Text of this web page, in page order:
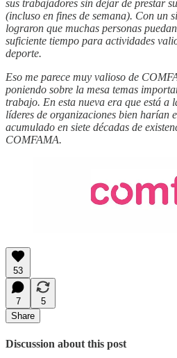
sus trabajadores sin dejar de prestar
(incluso en fines de semana). Con un
lograron que muchas personas
suficiente tiempo para actividades
deporte.
Eso me parece muy valioso de
poniendo sobre la mesa temas
trabajo. En esta nueva era que está a
líderes de organizaciones bien harían
acumulado en siete décadas de
COMFAMA.
53
7
5
Share
Discussion about this post